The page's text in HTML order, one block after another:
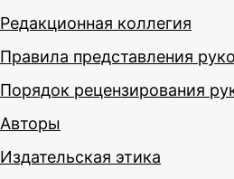
Редакционная коллегия
Правила представления
Порядок рецензирования
Авторы
Издательская этика